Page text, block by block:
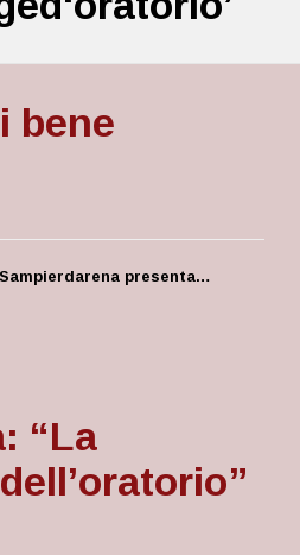
bene
presenta…
“La